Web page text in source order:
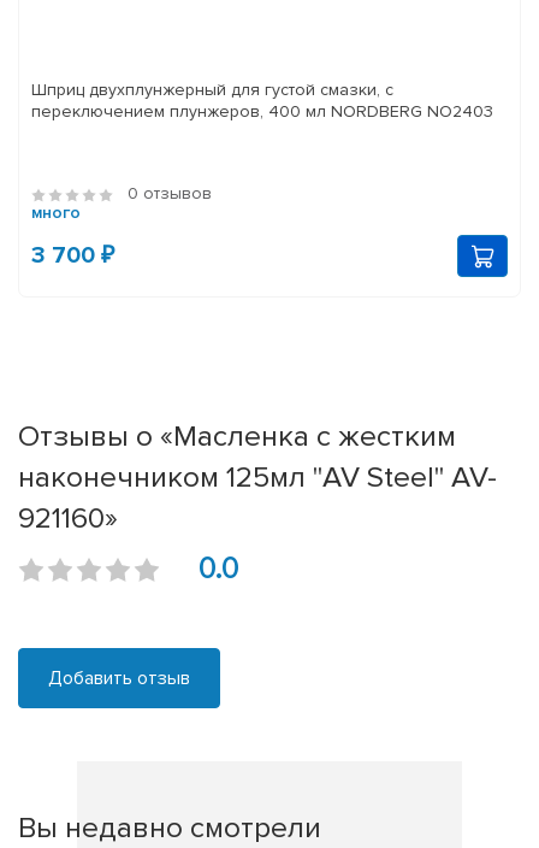
Шприц двухплунжерный для густой смазки, с
переключением плунжеров, 400 мл NORDBERG NO2403
0 отзывов
много
3 700 ₽
Отзывы о «Масленка с жестким
наконечником 125мл "AV Steel" AV-
921160»
0.0
Добавить отзыв
Вы недавно смотрели